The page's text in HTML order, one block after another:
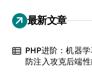
最新文章
PHP进阶：机器
防注入攻克后端